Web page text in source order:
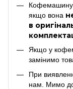
Кофемашину
якщо вона
в
Якщо у
замінимо
При
нам. Мимо